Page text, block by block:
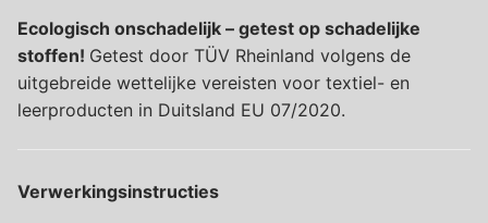
Ecologisch onschadelijk – getest op schadelijke
stoffen! Getest door TÜV Rheinland volgens de
uitgebreide wettelijke vereisten voor textiel- en
leerproducten in Duitsland EU 07/2020.
Verwerkingsinstructies